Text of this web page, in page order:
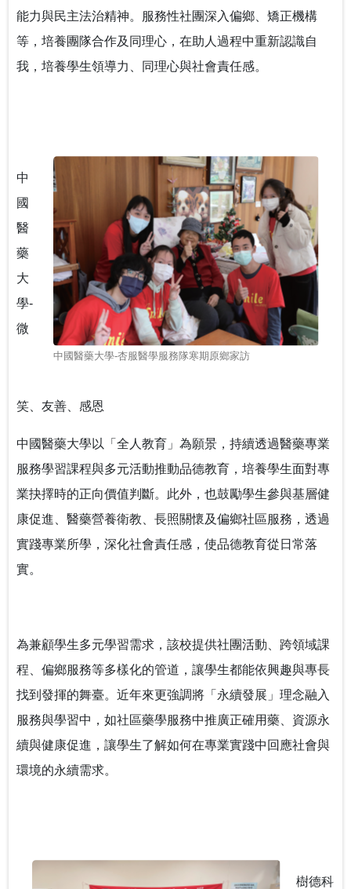
能力與民主法治精神。服務性社團深入偏鄉、矯正機構
等，培養團隊合作及同理心，在助人過程中重新認識自
我，培養學生領導力、同理心與社會責任感。
中國醫藥大學-杏服醫學服務隊寒期原鄉家訪
中
國
醫
藥
大
學-
微
笑、友善、感恩
中國醫藥大學以「全人教育」為願景，持續透過醫藥專業
服務學習課程與多元活動推動品德教育，培養學生面對專
業抉擇時的正向價值判斷。此外，也鼓勵學生參與基層健
康促進、醫藥營養衛教、長照關懷及偏鄉社區服務，透過
實踐專業所學，深化社會責任感，使品德教育從日常落
實。
為兼顧學生多元學習需求，該校提供社團活動、跨領域課
程、偏鄉服務等多樣化的管道，讓學生都能依興趣與專長
找到發揮的舞臺。近年來更強調將「永續發展」理念融入
服務與學習中，如社區藥學服務中推廣正確用藥、資源永
續與健康促進，讓學生了解如何在專業實踐中回應社會與
環境的永續需求。
樹德科